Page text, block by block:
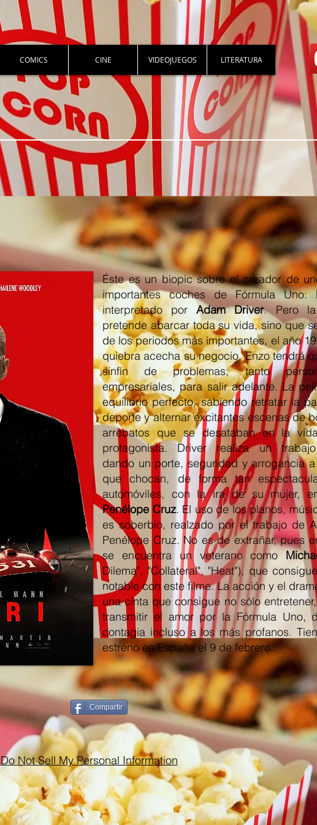
COMICS CINE VIDEOJUEGOS LITERATURA
Éste es un biopic sobre el creador de
importantes coches de Fórmula Uno:
interpretado porAdam Driver. Pero
pretende abarcar toda su vida, sino que
de los periodos más importantes, el año
quiebra acecha su negocio. Enzo tendrá
sinfín de problemas, tanto
empresariales, para salir adelante. La
equilibrio perfecto, sabiendo retratar la
deporte y alternar excitantes escenas de
arrebatos que se desataban en la
protagonista. Driver realiza un
dando un porte, seguridad y arrogancia
que chocan, de forma tan
automóviles, con la ira de su mujer,
Penélope Cruz. El uso de los planos,
es soberbio, realzado por el trabajo de
Penélope Cruz. No es de extrañar, pues
se encuentra un veterano como
Dilema", "Collateral", "Heat"), que
notable con este filme. La acción y el
una cinta que consigue no sólo
transmitir el amor por la Fórmula Uno,
contagia incluso a los más profanos.
estreno en España el 9 de febrero.
Compartir
Do Not Sell My Personal Information